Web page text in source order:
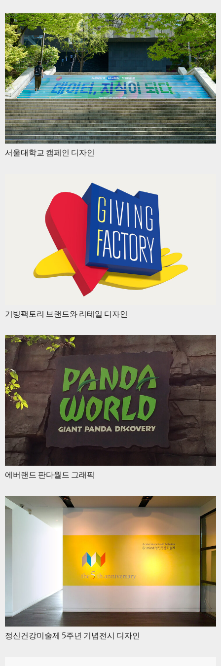
서울대학교 캠페인 디자인
기빙팩토리 브랜드와 리테일 디자인
에버랜드 판다월드 그래픽
정신건강미술제 5주년 기념전시 디자인